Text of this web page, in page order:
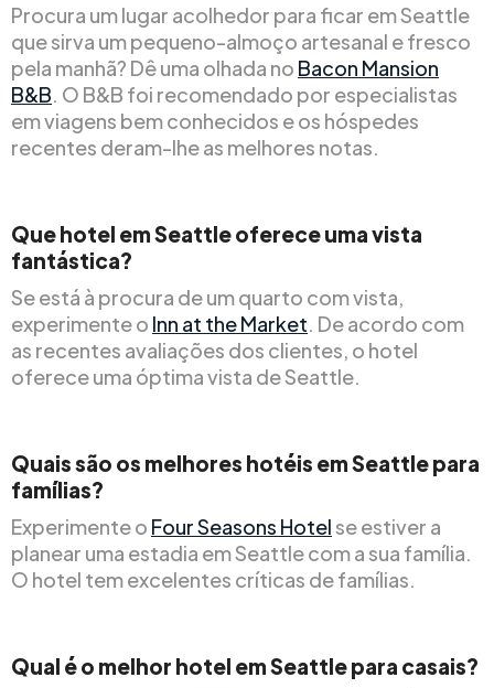
Procura um lugar acolhedor para ficar em Seattle
que sirva um pequeno-almoço artesanal e fresco
pela manhã? Dê uma olhada no Bacon Mansion
B&B. O B&B foi recomendado por especialistas
em viagens bem conhecidos e os hóspedes
recentes deram-lhe as melhores notas.
Que hotel em Seattle oferece uma vista
fantástica?
Se está à procura de um quarto com vista,
experimente o Inn at the Market. De acordo com
as recentes avaliações dos clientes, o hotel
oferece uma óptima vista de Seattle.
Quais são os melhores hotéis em Seattle para
famílias?
Experimente o Four Seasons Hotelse estiver a
planear uma estadia em Seattle com a sua família.
O hotel tem excelentes críticas de famílias.
Qual é o melhor hotel em Seattle para casais?